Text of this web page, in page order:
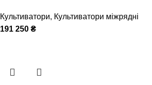
Культиватори, Культиватори міжрядні
191 250 ₴